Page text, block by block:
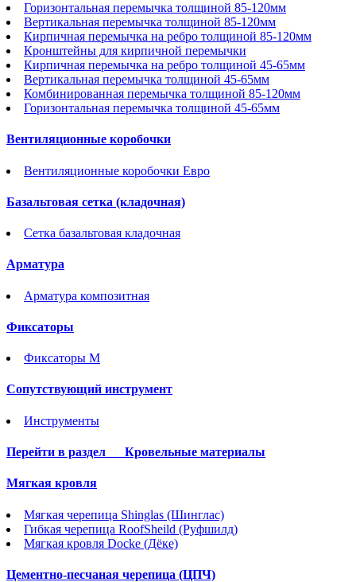
Горизонтальная перемычка толщиной 85-120мм
Вертикальная перемычка толщиной 85-120мм
Кирпичная перемычка на ребро толщиной 85-120мм
Кронштейны для кирпичной перемычки
Кирпичная перемычка на ребро толщиной 45-65мм
Вертикальная перемычка толщиной 45-65мм
Комбинированная перемычка толщиной 85-120мм
Горизонтальная перемычка толщиной 45-65мм
Вентиляционные коробочки
Вентиляционные коробочки Евро
Базальтовая сетка (кладочная)
Сетка базальтовая кладочная
Арматура
Арматура композитная
Фиксаторы
Фиксаторы М
Сопутствующий инструмент
Инструменты
Перейти в раздел Кровельные материалы
Мягкая кровля
Мягкая черепица Shinglas (Шинглас)
Гибкая черепица RoofSheild (Руфшилд)
Мягкая кровля Docke (Дёке)
Цементно-песчаная черепица (ЦПЧ)